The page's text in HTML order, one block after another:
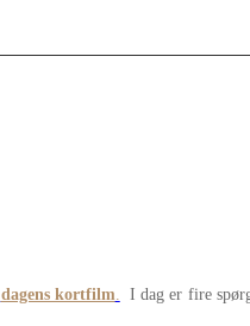
dagens kortfilm
I dag er fire